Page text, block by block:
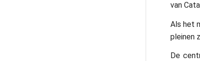
van
Als het
pleinen
De